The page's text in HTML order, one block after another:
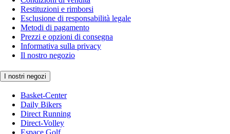
Restituzioni e rimborsi
Esclusione di responsabilità legale
Metodi di pagamento
Prezzi e opzioni di consegna
Informativa sulla privacy
Il nostro negozio
I nostri negozi
Basket-Center
Daily Bikers
Direct Running
Direct-Volley